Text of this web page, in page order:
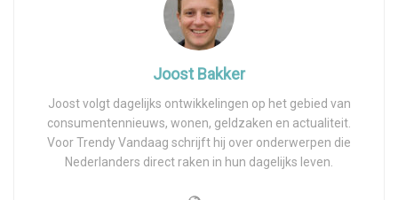
Joost Bakker
Joost volgt dagelijks ontwikkelingen op het gebied van
consumentennieuws, wonen, geldzaken en actualiteit.
Voor Trendy Vandaag schrijft hij over onderwerpen die
Nederlanders direct raken in hun dagelijks leven.